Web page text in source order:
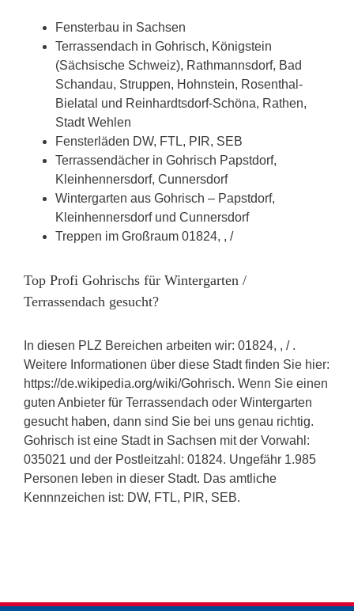
Fensterbau in Sachsen
Terrassendach in Gohrisch, Königstein
(Sächsische Schweiz), Rathmannsdorf, Bad
Schandau, Struppen, Hohnstein, Rosenthal-
Bielatal und Reinhardtsdorf-Schöna, Rathen,
Stadt Wehlen
Fensterläden DW, FTL, PIR, SEB
Terrassendächer in Gohrisch Papstdorf,
Kleinhennersdorf, Cunnersdorf
Wintergarten aus Gohrisch – Papstdorf,
Kleinhennersdorf und Cunnersdorf
Treppen im Großraum 01824, , /
Top Profi Gohrischs für Wintergarten /
Terrassendach gesucht?
In diesen PLZ Bereichen arbeiten wir: 01824, , / .
Weitere Informationen über diese Stadt finden Sie hier:
https://de.wikipedia.org/wiki/Gohrisch. Wenn Sie einen
guten Anbieter für Terrassendach oder Wintergarten
gesucht haben, dann sind Sie bei uns genau richtig.
Gohrisch ist eine Stadt in Sachsen mit der Vorwahl:
035021 und der Postleitzahl: 01824. Ungefähr 1.985
Personen leben in dieser Stadt. Das amtliche
Kennnzeichen ist: DW, FTL, PIR, SEB.